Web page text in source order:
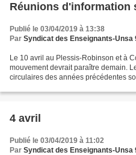
Réunions d'information
Publié le 03/04/2019 à 13:38
Par Syndicat des Enseignants-Unsa
Le 10 avril au Plessis-Robinson et à
mouvement devrait paraître demain.
circulaires des années précédentes
4 avril
Publié le 03/04/2019 à 11:02
Par Syndicat des Enseignants-Unsa